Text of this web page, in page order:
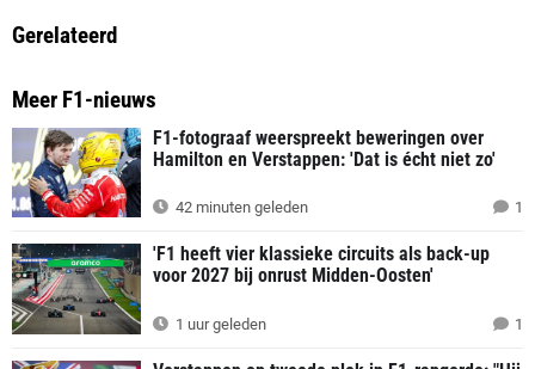
Gerelateerd
Meer F1-nieuws
F1-fotograaf weerspreekt beweringen over
Hamilton en Verstappen: 'Dat is écht niet zo'
42 minuten geleden 1
'F1 heeft vier klassieke circuits als back-up
voor 2027 bij onrust Midden-Oosten'
1 uur geleden 1